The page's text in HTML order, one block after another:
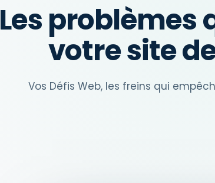
Les problèmes
votre site
Vos Défis Web, les freins qui